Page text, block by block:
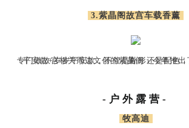
3.紫晶阁故宫车载香薰
专门做故宫相关周边文创的紫晶阁，今年推出了车载香薰：富贵平安款+岁岁平安款，不管是外形还是配色，都满溢着国风之美。
-户外露营-
牧高迪